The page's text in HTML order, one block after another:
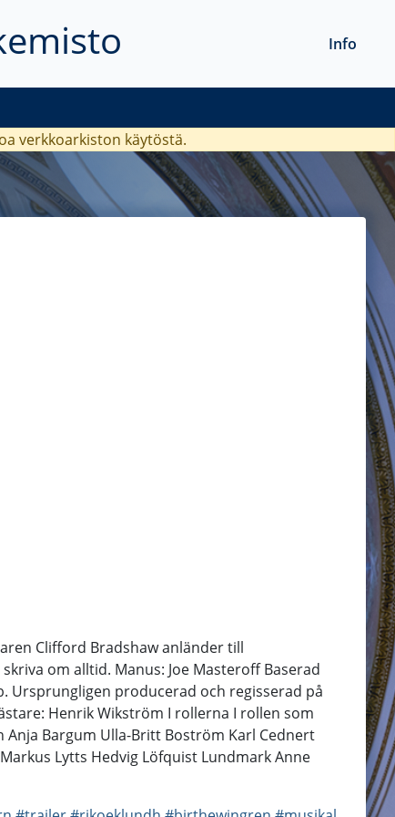
Info
verkkoarkiston käytöstä.
Clifford Bradshaw anländer till
om alltid. Manus: Joe Masteroff Baserad
Ursprungligen producerad och regisserad på
Henrik Wikström I rollerna I rollen som
Anja Bargum Ulla-Britt Boström Karl Cednert
Lytts Hedvig Löfquist Lundmark Anne